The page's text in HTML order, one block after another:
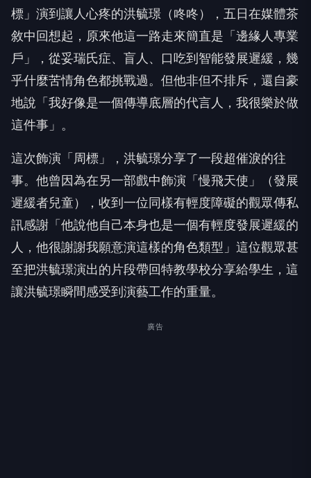
標」演到讓人心疼的洪毓璟（咚咚），五日在媒體茶
敘中回想起，原來他這一路走來簡直是「邊緣人專業
戶」，從妥瑞氏症、盲人、口吃到智能發展遲緩，幾
乎什麼苦情角色都挑戰過。但他非但不排斥，還自豪
地說「我好像是一個傳導底層的代言人，我很樂於做
這件事」。
這次飾演「周標」，洪毓璟分享了一段超催淚的往
事。他曾因為在另一部戲中飾演「慢飛天使」（發展
遲緩者兒童），收到一位同樣有輕度障礙的觀眾傳私
訊感謝「他說他自己本身也是一個有輕度發展遲緩的
人，他很謝謝我願意演這樣的角色類型」這位觀眾甚
至把洪毓璟演出的片段帶回特教學校分享給學生，這
讓洪毓璟瞬間感受到演藝工作的重量。
廣告